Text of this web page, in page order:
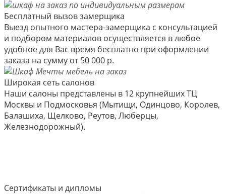
Бесплатный вызов замерщика
Выезд опытного мастера-замерщика с консультацией
и подбором материалов осуществляется в любое
удобное для Вас время бесплатно при оформлении
заказа на сумму от 50 000 р.
Широкая сеть салонов
Наши салоны представлены в 12 крупнейших ТЦ
Москвы и Подмосковья (Мытищи, Одинцово, Королев,
Балашиха, Щелково, Реутов, Люберцы,
Железнодорожный).
Сертификаты и дипломы